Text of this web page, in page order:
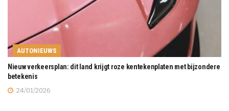
AUTONIEUWS
Nieuw verkeersplan: dit land krijgt roze kentekenplaten met bijzondere
betekenis
24/01/2026